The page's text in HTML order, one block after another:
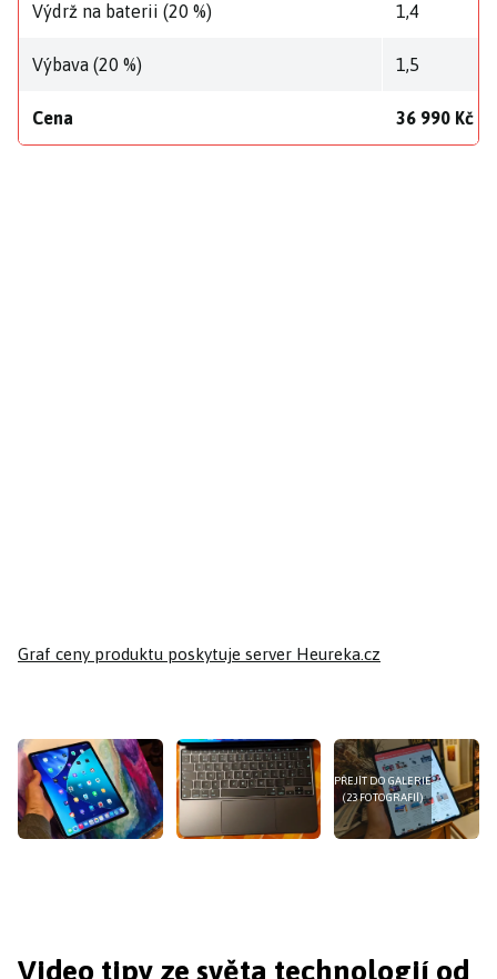
Výdrž na baterii (20 %) 1,4
Výbava (20 %) 1,5
Cena 36 990 Kč
Graf ceny produktu poskytuje server Heureka.cz
PŘEJÍT DO GALERIE
(23 FOTOGRAFIÍ)
Video tipy ze světa technologií od